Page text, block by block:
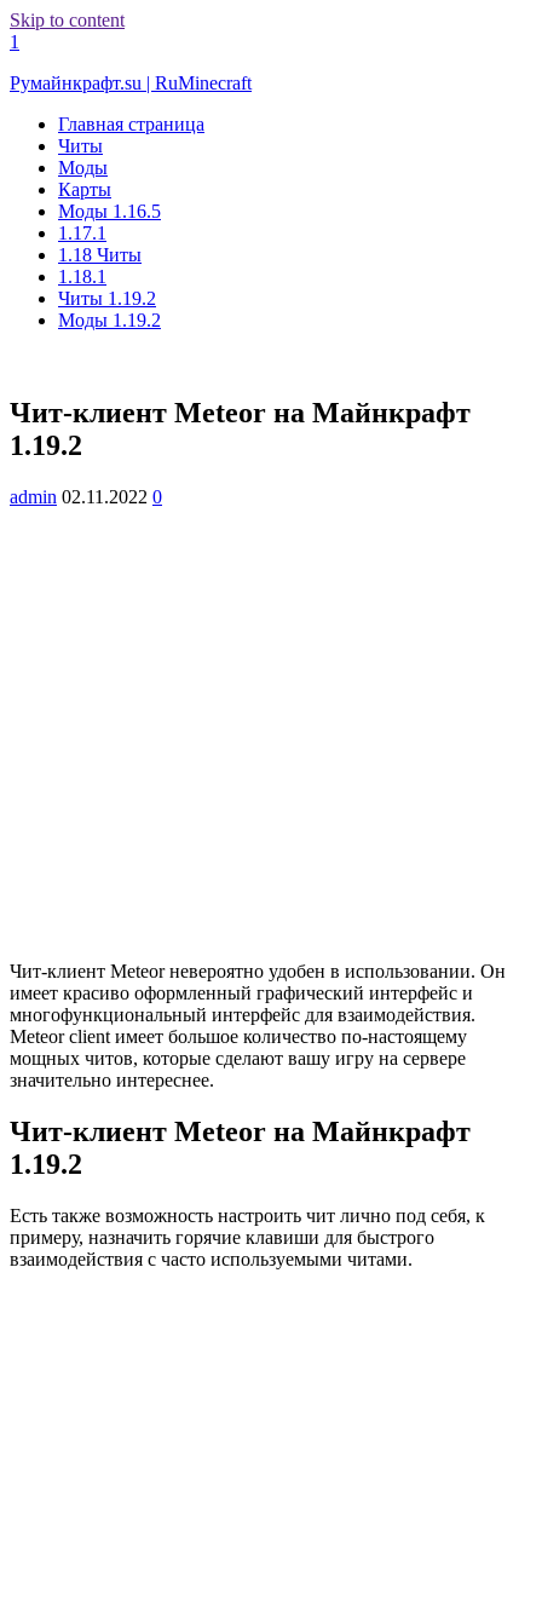
Skip to content
1
Румайнкрафт.su | RuMinecraft
Главная страница
Читы
Моды
Карты
Моды 1.16.5
1.17.1
1.18 Читы
1.18.1
Читы 1.19.2
Моды 1.19.2
Чит-клиент Meteor на Майнкрафт
1.19.2
admin 02.11.2022 0
Чит-клиент Meteor невероятно удобен в использовании. Он
имеет красиво оформленный графический интерфейс и
многофункциональный интерфейс для взаимодействия.
Meteor client имеет большое количество по-настоящему
мощных читов, которые сделают вашу игру на сервере
значительно интереснее.
Чит-клиент Meteor на Майнкрафт
1.19.2
Есть также возможность настроить чит лично под себя, к
примеру, назначить горячие клавиши для быстрого
взаимодействия с часто используемыми читами.